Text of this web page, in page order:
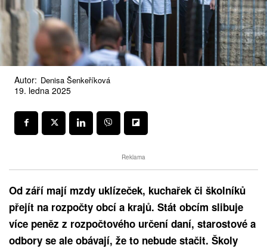
Autor: Denisa Šenkeříková
19. ledna 2025
Reklama
Od září mají mzdy uklízeček, kuchařek či školníků
přejít na rozpočty obcí a krajů. Stát obcím slibuje
více peněz z rozpočtového určení daní, starostové a
odbory se ale obávají, že to nebude stačit. Školy